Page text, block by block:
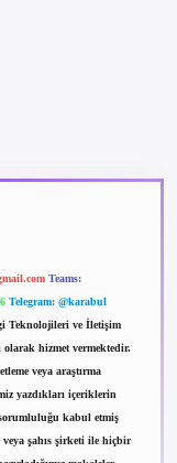
Teams:
Telegram: @karabul
Teknolojileri ve İletişim
hizmet vermektedir.
veya araştırma
yazdıkları içeriklerin
kabul etmiş
şahıs şirketi ile hiçbir